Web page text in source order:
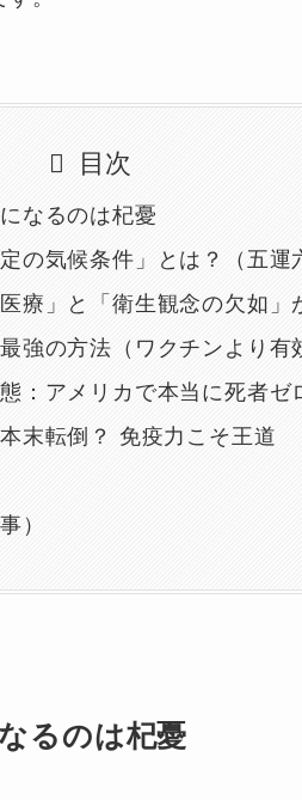
目次
なるのは杞憂
の気候条件」とは？（五運
療」と「衛生観念の欠如」
強の方法（ワクチンより有
：アメリカで本当に死者ゼ
末転倒？ 免疫力こそ王道
）
るのは杞憂